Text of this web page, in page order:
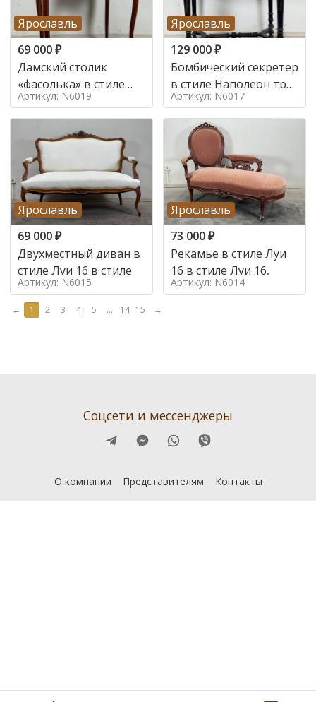
Ярославль
69 000₽
Дамский столик
«фасолька» в стиле
Луи 16,
Артикул: N6019
Ярославль
129 000₽
Бомбический секретер
в стиле Наполеон труа
в стиле
Артикул: N6017
Ярославль
69 000₽
Двухместный диван в
стиле Луи 16 в стиле
Артикул: N6015
Ярославль
73 000₽
Рекамье в стиле Луи
16 в стиле Луи 16,
Артикул: N6014
← 1 2 3 4 5 ... 14 15 →
Соцсети и мессенджеры
О компании Представителям Контакты